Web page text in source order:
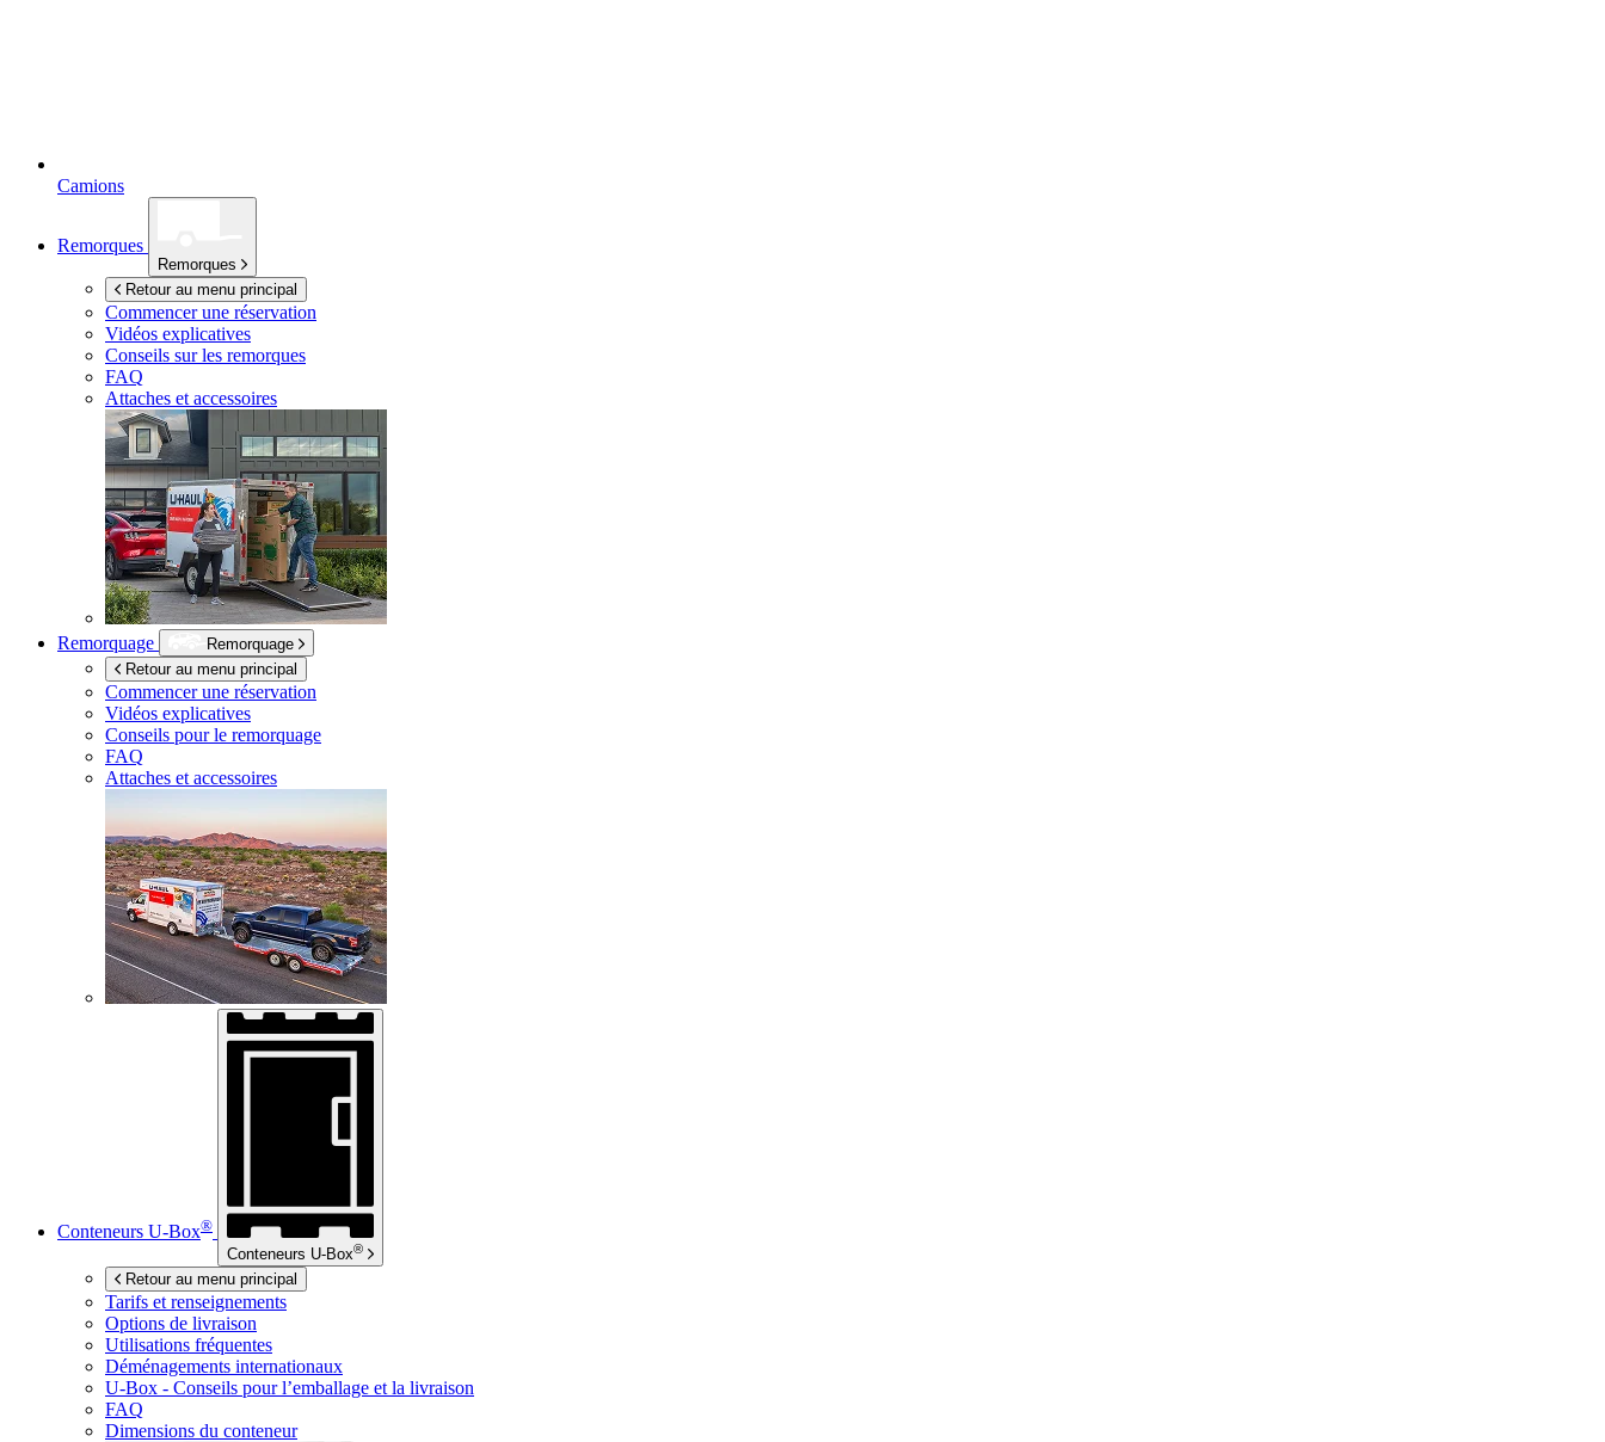
Camions
Remorques
Remorques
Retour au menu principal
Commencer une réservation
Vidéos explicatives
Conseils sur les remorques
FAQ
Attaches et accessoires
Remorquage
Remorquage
Retour au menu principal
Commencer une réservation
Vidéos explicatives
Conseils pour le remorquage
FAQ
Attaches et accessoires
Conteneurs U-Box®
Conteneurs U-Box®
Retour au menu principal
Tarifs et renseignements
Options de livraison
Utilisations fréquentes
Déménagements internationaux
U-Box - Conseils pour l’emballage et la livraison
FAQ
Dimensions du conteneur